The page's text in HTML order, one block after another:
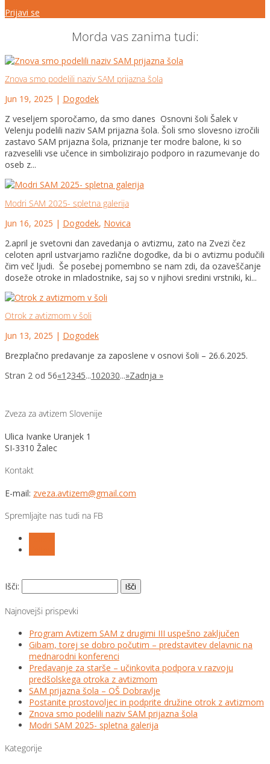
Prijavi se
Morda vas zanima tudi:
Znova smo podelili naziv SAM prijazna šola
Jun 19, 2025 | Dogodek
Z veseljem sporočamo, da smo danes Osnovni šoli Šalek v
Velenju podelili naziv SAM prijazna šola. Šoli smo slovesno izročili
zastavo SAM prijazna šola, priznanje ter modre balone, ki so
razveselili vse učence in simbolizirajo podporo in razumevanje do
oseb z...
Modri SAM 2025- spletna galerija
Jun 16, 2025 | Dogodek, Novica
2.april je svetovni dan zavedanja o avtizmu, zato na Zvezi čez
celoten april ustvarjamo različne dogodke, da bi o avtizmu podučili
čim več ljudi. Še posebej pomembno se nam zdi, da ozaveščanje
doseže otroke in mladostnike, saj so v njihovi sredini vrstniki, ki...
Otrok z avtizmom v šoli
Jun 13, 2025 | Dogodek
Brezplačno predavanje za zaposlene v osnovi šoli – 26.6.2025.
Stran 2 od 56«1 2345...102030...»Zadnja »
Zveza za avtizem Slovenije
Ulica Ivanke Uranjek 1
SI-3310 Žalec
Kontakt
E-mail: zveza.avtizem@gmail.com
Spremljajte nas tudi na FB
Išči:
Najnovejši prispevki
Program Avtizem SAM z drugimi III uspešno zaključen
Gibam, torej se dobro počutim – predstavitev delavnic na
mednarodni konferenci
Predavanje za starše – učinkovita podpora v razvoju
predšolskega otroka z avtizmom
SAM prijazna šola – OŠ Dobravlje
Postanite prostovoljec in podprite družine otrok z avtizmom
Znova smo podelili naziv SAM prijazna šola
Modri SAM 2025- spletna galerija
Kategorije